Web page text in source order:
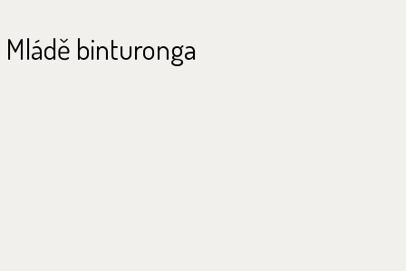
Mládě binturonga